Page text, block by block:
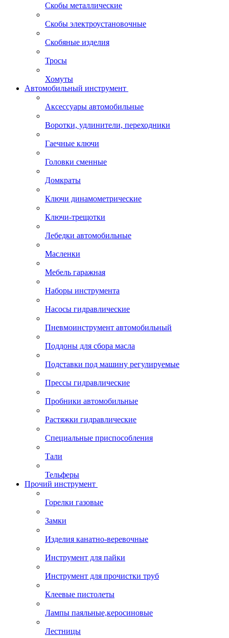
Скобы металлические
Скобы электроустановочные
Скобяные изделия
Тросы
Хомуты
Автомобильный инструмент
Аксессуары автомобильные
Воротки, удлинители, переходники
Гаечные ключи
Головки сменные
Домкраты
Ключи динамометрические
Ключи-трещотки
Лебедки автомобильные
Масленки
Мебель гаражная
Наборы инструмента
Насосы гидравлические
Пневмоинструмент автомобильный
Поддоны для сбора масла
Подставки под машину регулируемые
Прессы гидравлические
Пробники автомобильные
Растяжки гидравлические
Специальные приспособления
Тали
Тельферы
Прочий инструмент
Горелки газовые
Замки
Изделия канатно-веревочные
Инструмент для пайки
Инструмент для прочистки труб
Клеевые пистолеты
Лампы паяльные,керосиновые
Лестницы